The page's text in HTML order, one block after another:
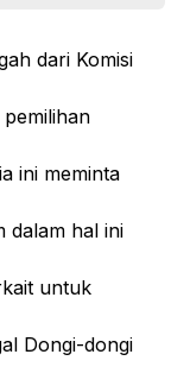
dari Komisi
ini meminta
dalam hal ini
untuk
Dongi-dongi